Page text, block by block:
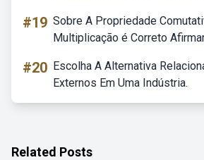
#19 Sobre A Propriedade
Multiplicação é Correto
#20 Escolha A Alternativa
Externos Em Uma Indústria.
Related Posts